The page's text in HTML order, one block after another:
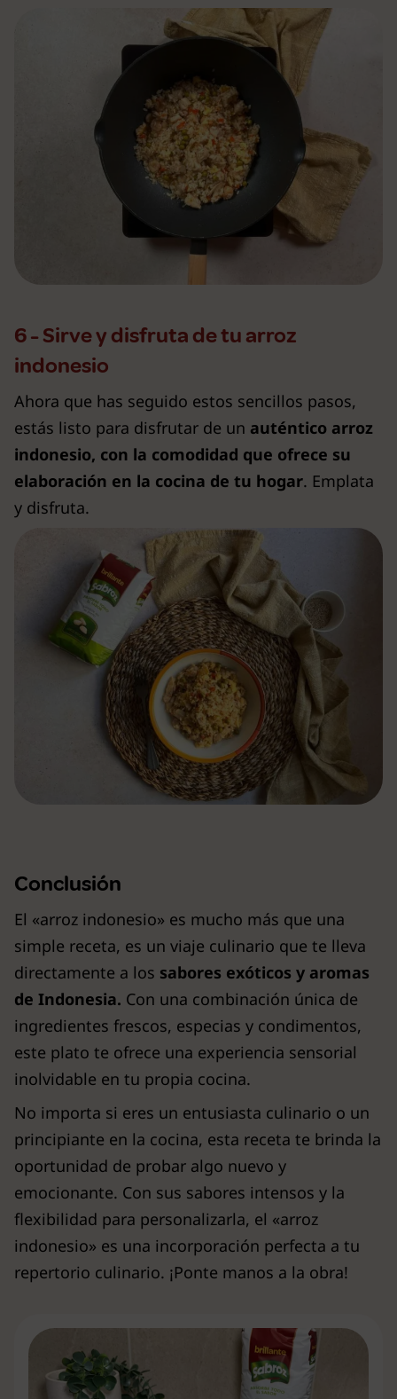
6 - Sirve y disfruta de tu arroz
indonesio
Ahora que has seguido estos sencillos pasos,
estás listo para disfrutar de un auténtico arroz
indonesio, con la comodidad que ofrece su
elaboración en la cocina de tu hogar. Emplata
y disfruta.
Conclusión
El «arroz indonesio» es mucho más que una
simple receta, es un viaje culinario que te lleva
directamente a los sabores exóticos y aromas
de Indonesia. Con una combinación única de
ingredientes frescos, especias y condimentos,
este plato te ofrece una experiencia sensorial
inolvidable en tu propia cocina.
No importa si eres un entusiasta culinario o un
principiante en la cocina, esta receta te brinda la
oportunidad de probar algo nuevo y
emocionante. Con sus sabores intensos y la
flexibilidad para personalizarla, el «arroz
indonesio» es una incorporación perfecta a tu
repertorio culinario. ¡Ponte manos a la obra!